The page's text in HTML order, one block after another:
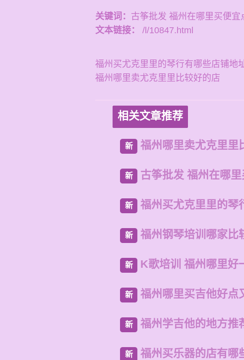
关键词： 古筝批发 福州在哪里买便宜
文本链接：
/l/10847.html
福州买尤克里里的琴行有哪些店铺地
福州哪里卖尤克里里比较好的店
相关文章推荐
新 福州哪里卖尤克里里
新 古筝批发 福州在哪
新 福州买尤克里里的琴
新 福州钢琴培训哪家比
新 K歌培训 福州哪里好
新 福州哪里买吉他好点
新 福州学吉他的地方推
新 福州买乐器的店有哪